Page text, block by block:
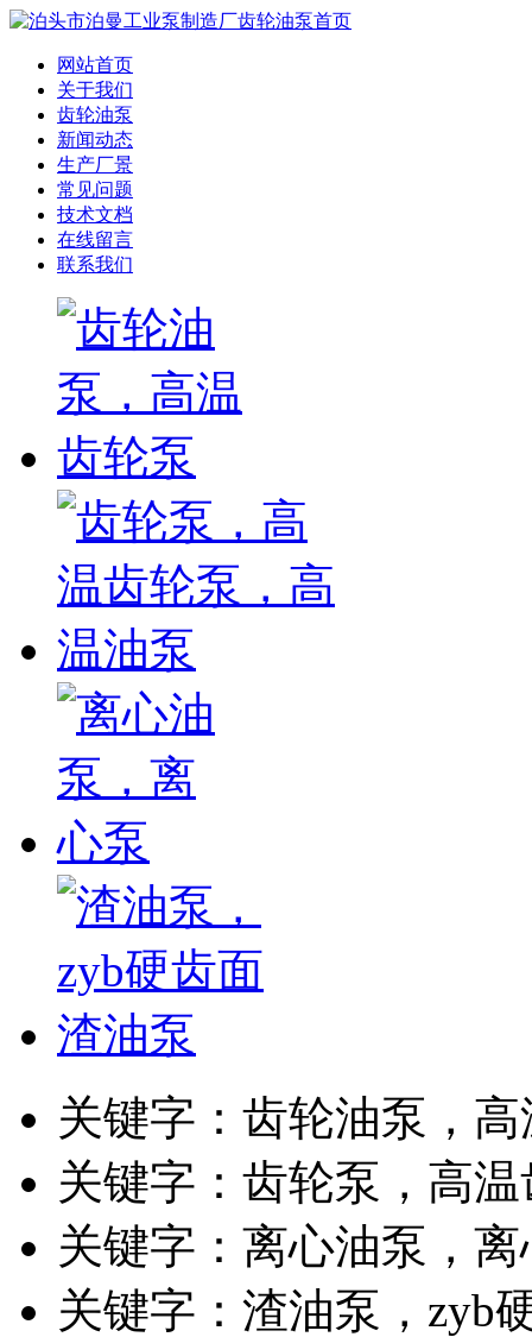
网站首页
关于我们
齿轮油泵
新闻动态
生产厂景
常见问题
技术文档
在线留言
联系我们
关键字：齿轮油泵，
关键字：齿轮泵，高
关键字：离心油泵，
关键字：渣油泵，zyb